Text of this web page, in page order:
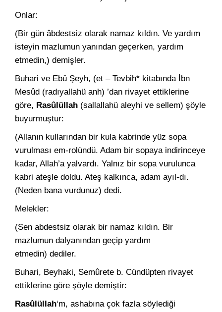
Onlar:
(Bir gün âbdestsiz olarak namaz kıldın. Ve yardım
isteyin mazlumun yanından geçerken, yardım
etmedin,) demişler.
Buhari ve Ebû Şeyh, (et – Tevbih* kitabında İbn
Mesûd (radıyallahü anh) ’dan rivayet ettiklerine
göre, Rasûlüllah (sallallahü aleyhi ve sellem) şöyle
buyurmuştur:
(Allanın kullarından bir kula kabrinde yüz sopa
vurulması em-rolündü. Adam bir sopaya indirinceye
kadar, Allah’a yalvardı. Yal­nız bir sopa vurulunca
kabri ateşle doldu. Ateş kalkınca, adam ayıl-dı.
(Neden bana vurdunuz) dedi.
Melekler:
(Sen abdestsiz olarak bir namaz kıldın. Bir
mazlumun dalya­nından geçip yardım
etmedin) dediler.
Buhari, Beyhaki, Semûrete b. Cündüpten rivayet
ettiklerine göre şöyle demiştir:
Rasûlüllah‘m, ashabına çok fazla söylediği